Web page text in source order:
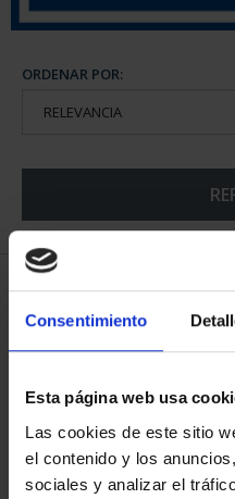
Consentimiento
Esta página web usa
Las cookies de este sitio
el contenido y los
sociales y analizar el
ORDENAR POR:
5 Productos encontrados